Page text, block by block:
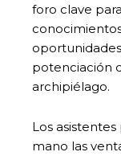
foro clave
potenciación
archipiélago.
Los
mano las